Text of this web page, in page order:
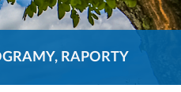
RAPORTY